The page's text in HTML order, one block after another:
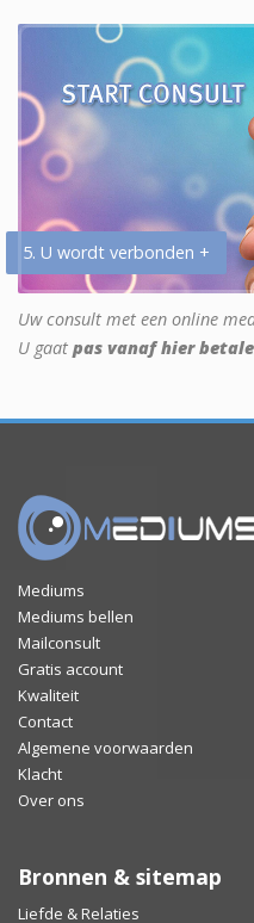
5. U wordt verbonden +
Uw consult met een online
U gaat pas vanaf hier
Mediums
Mediums bellen
Mailconsult
Gratis account
Kwaliteit
Contact
Algemene voorwaarden
Klacht
Over ons
Bronnen & sitemap
Liefde & Relaties